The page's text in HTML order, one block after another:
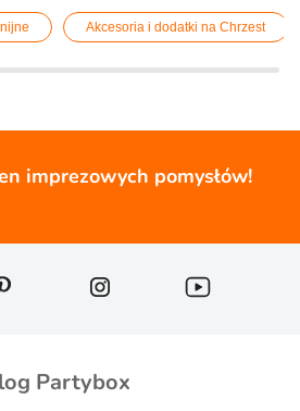
Akcesoria i dodatki na Chrzest
imprezowych pomysłów!
Partybox